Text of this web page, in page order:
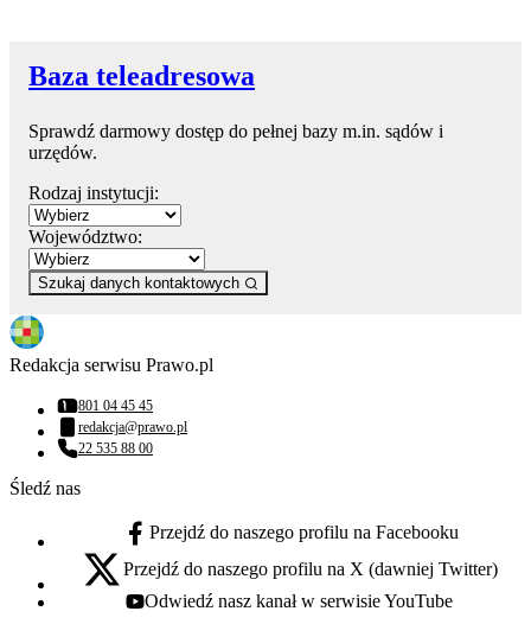
Baza teleadresowa
Sprawdź darmowy dostęp do pełnej bazy m.in. sądów i
urzędów.
Rodzaj instytucji:
Województwo:
Szukaj danych kontaktowych
Redakcja serwisu Prawo.pl
Numer telefonu:
801 04 45 45
Adres email:
redakcja@prawo.pl
Numer telefonu:
22 535 88 00
Śledź nas
facebook - otwiera się w nowej karcie
Przejdź do naszego profilu na Facebooku
x - otwiera się w nowej karcie
Przejdź do naszego profilu na X (dawniej Twitter)
youtube - otwiera się w nowej karcie
Odwiedź nasz kanał w serwisie YouTube